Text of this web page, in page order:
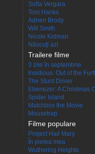
Sofía Vergara
Tom Hanks
Adrien Brody
Will Smith
Nicole Kidman
Născuţi azi
Trailere filme
3 zile în septembrie
Insidious: Out of the
The Stunt Driver
Ebenezer: A Christmas
Spider Island
Matchbox the Movie
Mousetrap
Filme populare
Project Hail Mary
În pielea mea
Wuthering Heights